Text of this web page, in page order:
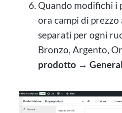
Quando modifichi i
ora campi di
separati per ogni
Bronzo, Argento,
prodotto →